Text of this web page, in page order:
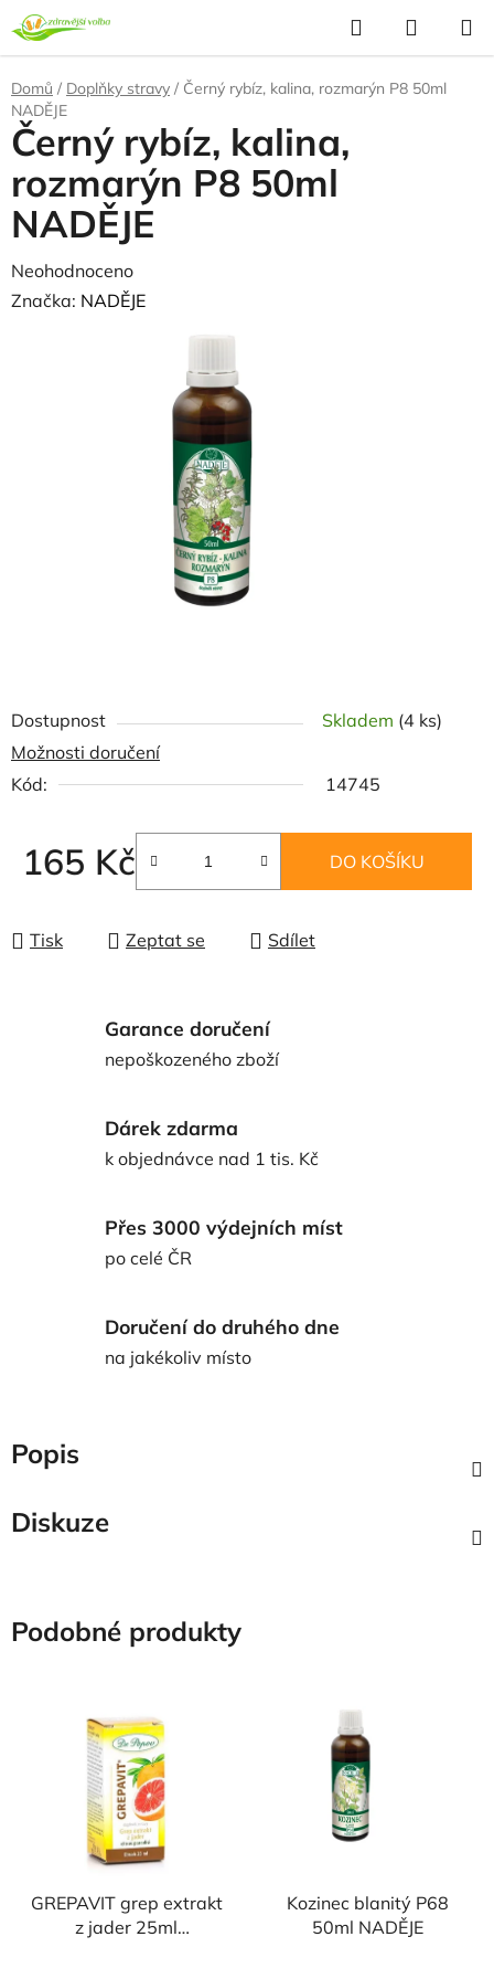
Přejít
na
obsah
Hledat
KOŠÍK
Domů / Doplňky stravy / Černý rybíz, kalina, rozmarýn P8 50ml
NADĚJE
Dostupnost Skladem (4 ks)
Možnosti doručení
Kód:
14745
165 Kč DO KOŠÍKU
Tisk Zeptat se Sdílet
Černý rybíz, kalina,
rozmarýn P8 50ml
NADĚJE
Průměrné
hodnocení
Neohodnoceno
Značka: NADĚJE
Garance doručení
nepoškozeného zboží
Dárek zdarma
k objednávce nad 1 tis. Kč
Přes 3000 výdejních míst
po celé ČR
Doručení do druhého dne
na jakékoliv místo
Popis
Diskuze
Podobné produkty
GREPAVIT grep extrakt
z jader 25ml
Kozinec blanitý P68
50ml NADĚJE